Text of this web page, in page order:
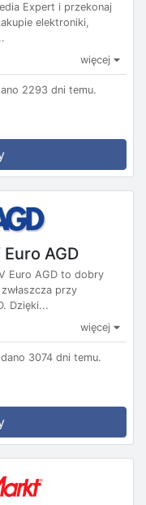
Expert i przekonaj
elektroniki,
więcej
2293 dni temu.
Euro AGD
Euro AGD to dobry
przy
Dzięki...
więcej
3074 dni temu.